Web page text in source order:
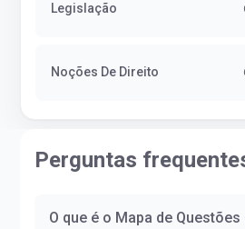
Legislação
Noções De Direito
Perguntas
O que é o Mapa de